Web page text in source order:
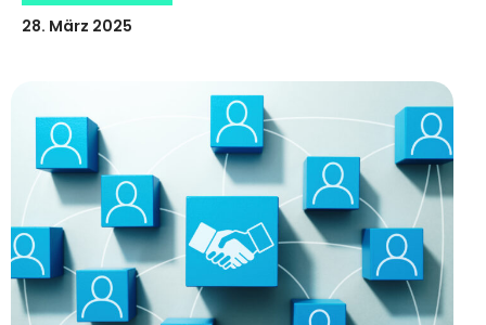
28. März 2025